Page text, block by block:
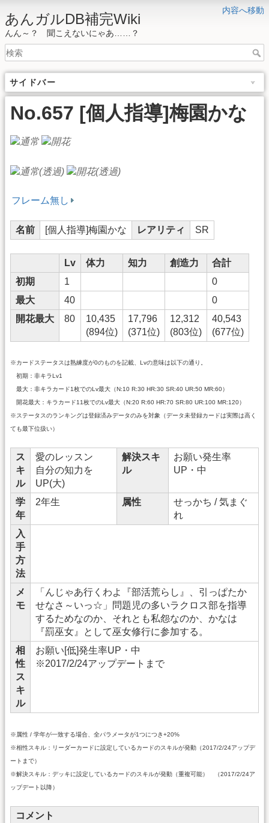
内容へ移動
あんガルDB補完Wiki
んん～？ 聞こえないにゃあ……？
サイドバー
No.657 [個人指導]梅園かな
フレーム無し
名前 [個人指導]梅園かな レアリティ SR
Lv 体力 知力 創造力
合計
初期
1
0
最大
40
0
開花最大
80
10,435
(894位)
17,796
(371位)
12,312
(803位)
40,543
(677位)
※カードステータスは熟練度が0のものを記載、Lvの意味は以下の通り。
初期：非キラLv1
最大：非キラカード1枚でのLv最大（N:10 R:30 HR:30 SR:40 UR:50 MR:60）
開花最大：キラカード11枚でのLv最大（N:20 R:60 HR:70 SR:80 UR:100 MR:120）
※ステータスのランキングは登録済みデータのみを対象（データ未登録カードは実際は高く
ても最下位扱い）
ス
キ
ル
愛のレッスン
自分の知力を
UP(大)
解決スキ
ル
お願い発生率
UP・中
学
年
2年生 属性
せっかち / 気まぐ
れ
入
手
方
法
メ
モ
「んじゃあ行くわよ『部活荒らし』、引っぱたか
せなさ～いっ☆」問題児の多いラクロス部を指導
するためなのか、それとも私怨なのか、かなは
『罰巫女』として巫女修行に参加する。
相
性
ス
キ
ル
お願い[低]発生率UP・中
※2017/2/24アップデートまで
※属性 / 学年が一致する場合、全パラメータが1つにつき+20%
※相性スキル：リーダーカードに設定しているカードのスキルが発動（2017/2/24アップデ
ートまで）
※解決スキル：デッキに設定しているカードのスキルが発動（重複可能） （2017/2/24ア
ップデート以降）
コメント